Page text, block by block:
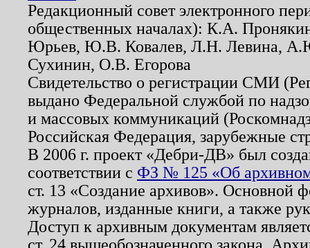
Редакционный совет электронного
общественных началах): К.А.
Юрьев, Ю.В. Ковалев, Л.Н. Левина,
Сухинин, О.В. Егорова
Свидетельство о регистрации СМИ
выдано Федеральной службой по
и массовых коммуникаций
Российская Федерация, зарубежные
В 2006 г. проект «Дебри-ДВ» был
соответствии с ФЗ № 125 «Об
ст. 13 «Создание архивов». Основной
журналов, изданные книги, а также
Доступ к архивным документам
ст. 24 вышеобозначенного закона.